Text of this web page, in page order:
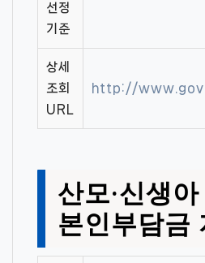
선정
기준
상세
조회
URL
http://
산모·신생
본인부담금